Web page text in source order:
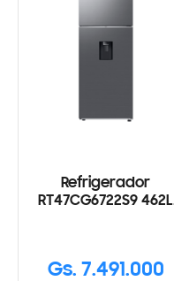
Refrigerador
RT47CG6722S9 462L
Gs. 7.491.000